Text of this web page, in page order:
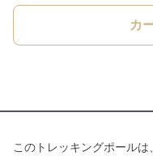
カ
このトレッキングポール